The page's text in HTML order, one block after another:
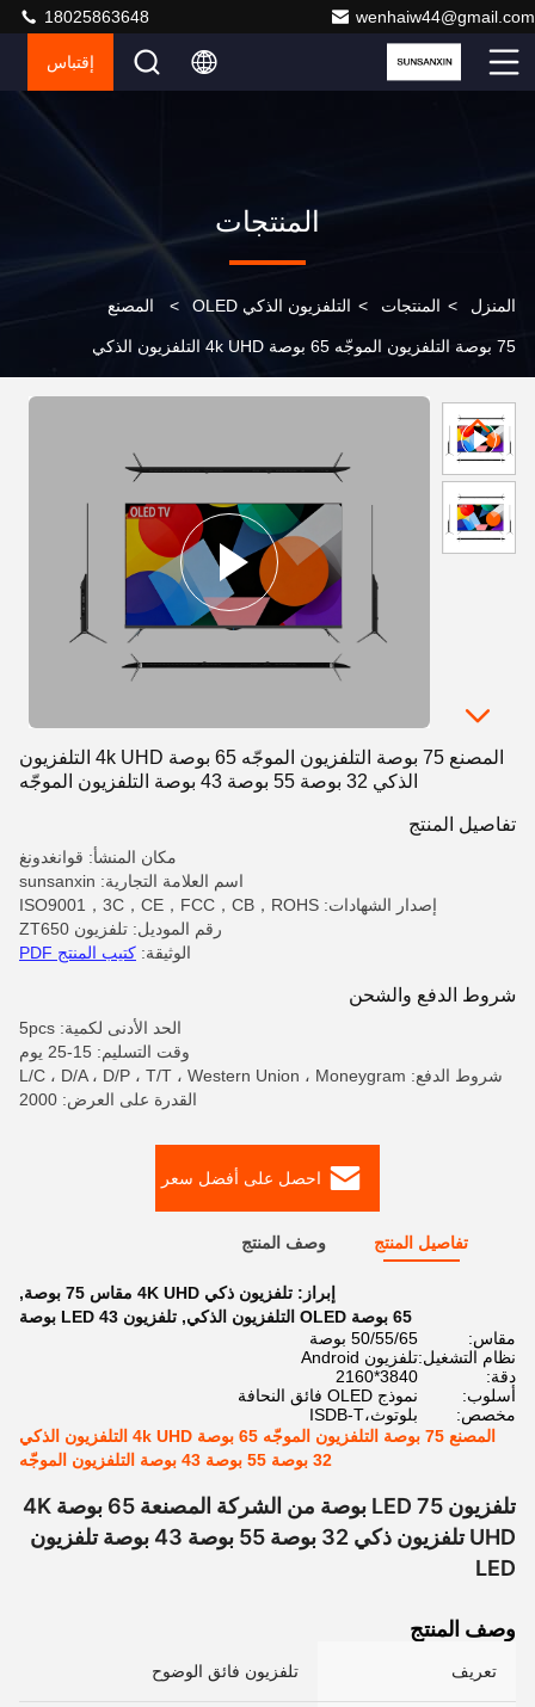
wenhaiw44@gmail.com
18025863648
إقتباس
المنتجات
المنزل > المنتجات > التلفزيون الذكي OLED > المصنع
75 بوصة التلفزيون الموجّه 65 بوصة 4k UHD التلفزيون الذكي
المصنع 75 بوصة التلفزيون الموجّه 65 بوصة 4k UHD التلفزيون
الذكي 32 بوصة 55 بوصة 43 بوصة التلفزيون الموجّه
تفاصيل المنتج
مكان المنشأ: قوانغدونغ
اسم العلامة التجارية: sunsanxin
إصدار الشهادات: ISO9001，3C，CE，FCC，CB，ROHS
رقم الموديل: تلفزيون ZT650
الوثيقة: كتيب المنتج PDF
شروط الدفع والشحن
الحد الأدنى لكمية: 5pcs
وقت التسليم: 15-25 يوم
شروط الدفع: L/C ، D/A ، D/P ، T/T ، Western Union ، Moneygram
القدرة على العرض: 2000
احصل على أفضل سعر
تفاصيل المنتج وصف المنتج
إبراز: تلفزيون ذكي 4K UHD مقاس 75 بوصة
,
65 بوصة OLED التلفزيون الذكي
, تلفزيون LED 43 بوصة
مقاس:
50/55/65 بوصة
نظام التشغيل:تلفزيون Android
دقة:
3840*2160
أسلوب:
نموذج OLED فائق النحافة
مخصص:
بلوتوث،ISDB-T
المصنع 75 بوصة التلفزيون الموجّه 65 بوصة 4k UHD التلفزيون الذكي
32 بوصة 55 بوصة 43 بوصة التلفزيون الموجّه
تلفزيون LED 75 بوصة من الشركة المصنعة 65 بوصة 4K
UHD تلفزيون ذكي 32 بوصة 55 بوصة 43 بوصة تلفزيون
LED
وصف المنتج
تعريف تلفزيون فائق الوضوح